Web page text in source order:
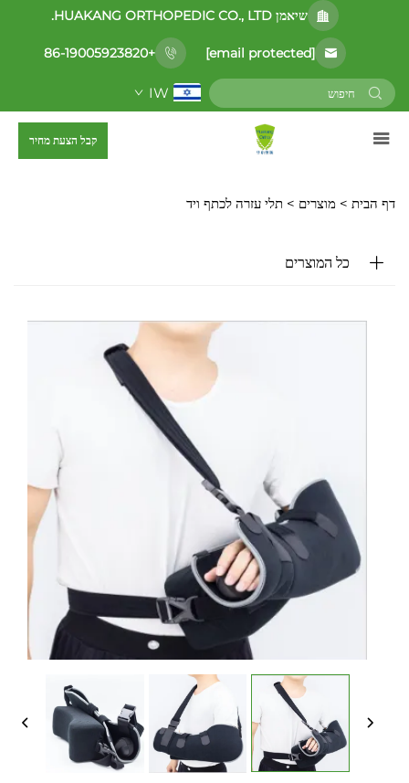
שיאמן HUAKANG ORTHOPEDIC CO., LTD.
[email protected]
+86-19005923820
IW
קבל הצעת מחיר
דף הבית > מוצרים > תלי עזרה לכתף ויד
כל המוצרים